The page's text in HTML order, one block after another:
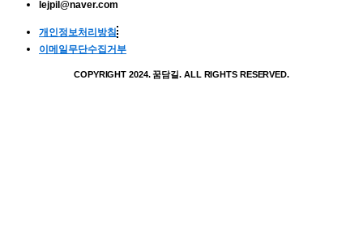
lejpil@naver.com
개인정보처리방침
이메일무단수집거부
COPYRIGHT 2024. 꿈담길. ALL RIGHTS RESERVED.